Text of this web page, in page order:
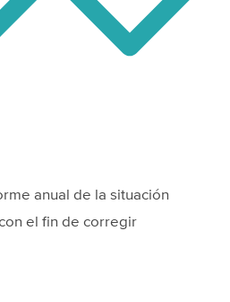
anual de la situación
el fin de corregir